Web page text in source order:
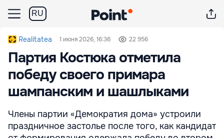
RU
Realitatea 1 июня 2026, 16:36 22 956
Партия Костюка отметила
победу своего примара
шампанским и шашлыками
Члены партии «Демократия дома» устроили
праздничное застолье после того, как кандидат